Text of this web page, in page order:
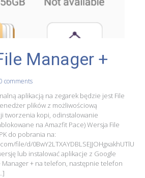
Manager +
comments
aplikacją na zegarek będzie jest File
plików z możliwościową
tworzenia kopi, odinstalowanie
na Amazfit Pace) Wersja File
do pobrania na:
file/d/0BwY2LTXAYDBLSEJJOHgxakhUTlU
lub instalować aplikacje z Google
Manager + na telefon, następnie telefon